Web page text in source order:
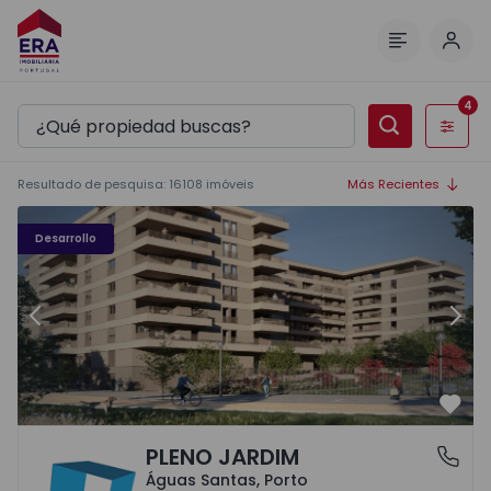
Filtros
4
Resultado de pesquisa: 16108 imóveis Más Recientes
Desarrollo
PLENO JARDIM - 3
Anterior
Águas Santas, PortoPLENO JARDIM
Águas Santas, Porto